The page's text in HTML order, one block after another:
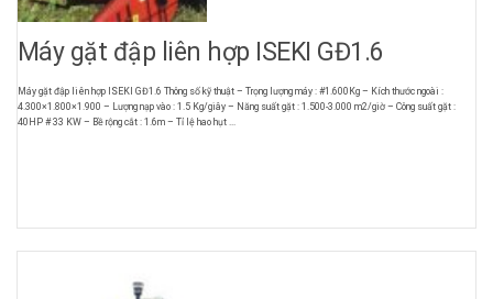
Máy gặt đập liên hợp ISEKI GĐ1.6
Máy gặt đập liên hợp ISEKI GĐ1.6 Thông số kỹ thuật – Trọng lượng máy : #1.600Kg – Kích thước ngoài :
4.300×1.800×1.900 – Lượng nạp vào : 1.5 Kg/giây – Năng suất gặt : 1.500-3.000 m2/giờ – Công suất gặt :
40HP # 33 KW – Bề rộng cắt : 1.6m – Tỉ lệ hao hụt ...